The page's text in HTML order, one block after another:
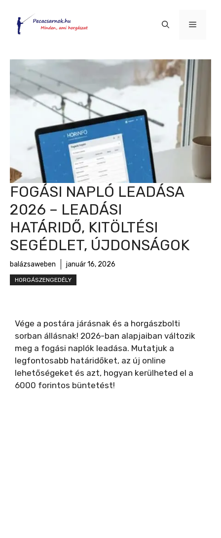
tartalomba
Menü
FOGÁSI NAPLÓ LEADÁSA
2026 – LEADÁSI
HATÁRIDŐ, KITÖLTÉSI
SEGÉDLET, ÚJDONSÁGOK
balázsaweben január 16, 2026
HORGÁSZENGEDÉLY
Vége a postára járásnak és a horgászbolti
sorban állásnak! 2026-ban alapjaiban változik
meg a fogási naplók leadása. Mutatjuk a
legfontosabb határidőket, az új online
lehetőségeket és azt, hogyan kerülheted el a
6000 forintos büntetést!